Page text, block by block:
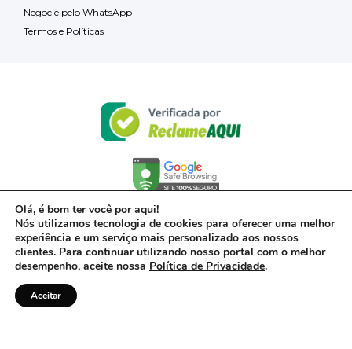
Negocie pelo WhatsApp
Termos e Políticas
Olá, é bom ter você por aqui!
Nós utilizamos tecnologia de cookies para oferecer uma melhor
experiência e um serviço mais personalizado aos nossos
clientes. Para continuar utilizando nosso portal com o melhor
desempenho, aceite nossa Política de Privacidade.
Aceitar